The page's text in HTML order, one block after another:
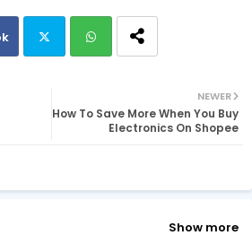
tte ats
NEWER
How To Save More When You Buy
Electronics On Shopee
Show more